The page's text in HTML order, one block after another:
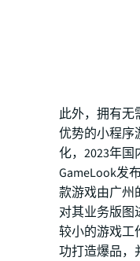
此外，拥有无
优势的小程序
化，2023年国
GameLook发
款游戏由广州
对其业务版图
较小的游戏工
功打造爆品，